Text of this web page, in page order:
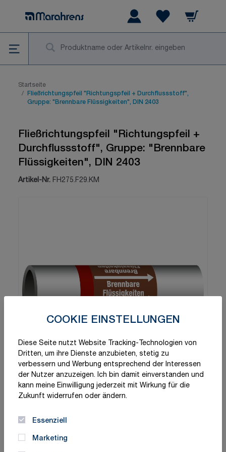
COOKIE EINSTELLUNGEN
Diese Seite nutzt Website Tracking-Technologien von
Dritten, um ihre Dienste anzubieten, stetig zu
verbessern und Werbung entsprechend der Interessen
der Nutzer anzuzeigen. Ich bin damit einverstanden und
kann meine Einwilligung jederzeit mit Wirkung für die
Zukunft widerrufen oder ändern.
Essenziell
Marketing
Warenkorb
Startseite
/
Fließrichtungspfeil "Richtungspfeil + Durchflussstoff",
Gruppe: "Brennbare Flüssigkeiten", DIN 2403
Fließrichtungspfeil "Richtungspfeil +
Durchflussstoff", Gruppe: "Brennbare
Flüssigkeiten", DIN 2403
Artikel-Nr. FH275.F29.KM